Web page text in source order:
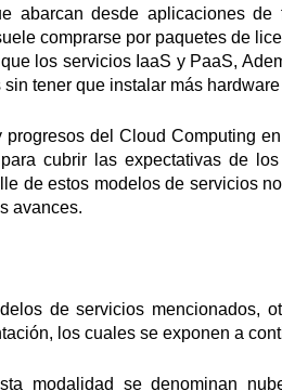
abarcan desde aplicaciones de
comprarse por paquetes de
los servicios IaaS y PaaS,
tener que instalar más
del Cloud Computing
cubrir las expectativas de
de estos modelos de servicios
avances.
de servicios mencionados,
los cuales se exponen a
modalidad se denominan